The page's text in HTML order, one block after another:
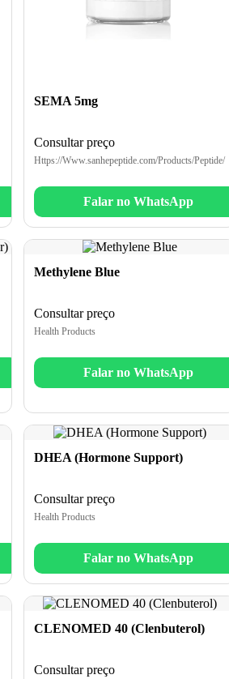
SEMA 5mg
Consultar preço
Https://Www.sanhepeptide.com/Products/Peptide/
Falar no WhatsApp
Methylene Blue
Consultar preço
Health Products
Falar no WhatsApp
DHEA (Hormone Support)
Consultar preço
Health Products
Falar no WhatsApp
CLENOMED 40 (Clenbuterol)
Consultar preço